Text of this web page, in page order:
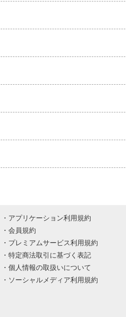
アプリケーション利用規約
会員規約
プレミアムサービス利用規約
特定商法取引に基づく表記
個人情報の取扱いについて
ソーシャルメディア利用規約